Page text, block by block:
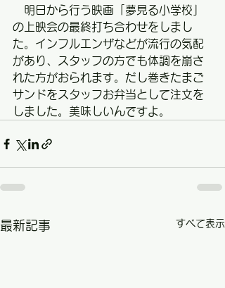
明日から行う映画「夢見る小学校」
の上映会の最終打ち合わせをしまし
た。インフルエンザなどが流行の気配
があり、スタッフの方でも体調を崩さ
れた方がおられます。だし巻きたまご
サンドをスタッフお弁当として注文を
しました。美味しいんですよ。
最新記事 すべて表示